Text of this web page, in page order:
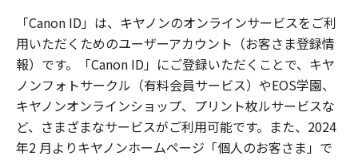
「Canon ID」は、キヤノンのオンラインサービスをご利
用いただくためのユーザーアカウント（お客さま登録情
報）です。「Canon ID」にご登録いただくことで、キヤ
ノンフォトサークル（有料会員サービス）やEOS学園、
キヤノンオンラインショップ、プリント枚ルサービスな
ど、さまざまなサービスがご利用可能です。また、2024
年2 月よりキヤノンホームページ「個人のお客さま」で